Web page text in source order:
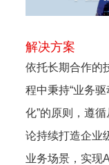
解决方案
依托长期合作的
程中秉持“业务
化”的原则，遵
论持续打造企业
业务场景，实现